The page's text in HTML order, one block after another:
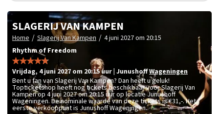
SLAGERIJ VAN KAMPEN
Home / Slagerij Van Kampen / 4 juni 2027 om 20:15
Rhythm of Freedom
vrijdag, 4 juni 2027 om 20:15uur JunushoffWageningen
Bent u fan van Slagerij Van Kampen? Dan heeft u geluk!
Topticketshop heeft nog tickets beschikbaar voor Slagerij Van
Kampen op 4 juni 2027 om 20:15 uur op locatie Junushoff
Wageningen. De nominale waarde van deze tickets is€31,-. Het
eerste verkooppunt is Junushoff Wageningen.